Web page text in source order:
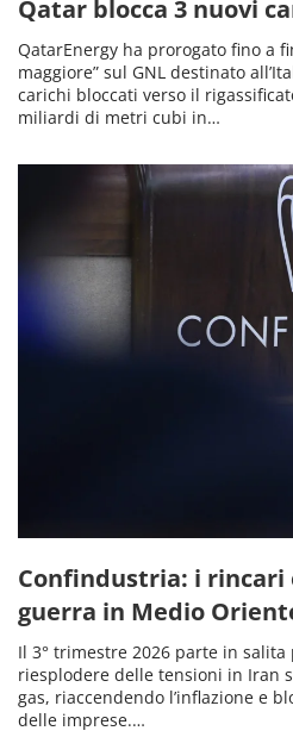
Qatar blocca 3 nuovi
QatarEnergy ha prorogato fino a
maggiore” sul GNL destinato
carichi bloccati verso il
miliardi di metri cubi in…
Confindustria: i rincari
guerra in Medio
Il 3° trimestre 2026 parte in salita
riesplodere delle tensioni in Iran
gas, riaccendendo l’inflazione e
delle imprese.…